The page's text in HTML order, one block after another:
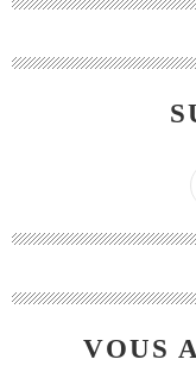
VOUS